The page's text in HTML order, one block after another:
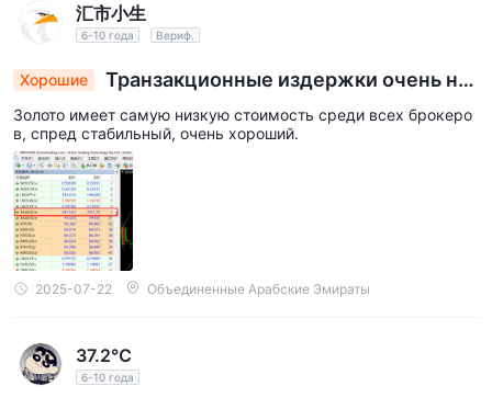
汇市小生
6-10 года Вериф.
Хорошие
Транзакционные издержки очень ни
зкие
Золото имеет самую низкую стоимость среди всех брокеро
в, спред стабильный, очень хороший.
2025-07-22 Объединенные Арабские Эмираты
37.2℃
6-10 года